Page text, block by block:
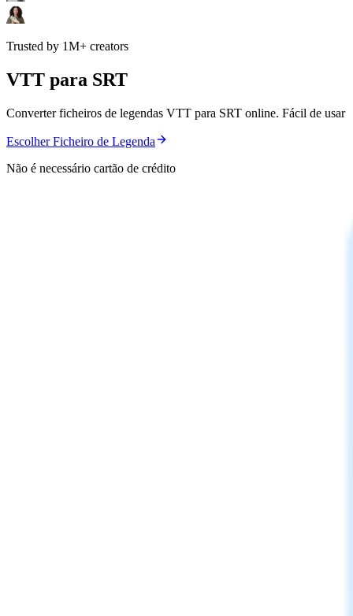
Trusted by 1M+ creators
VTT para SRT
Converter ficheiros de legendas VTT para SRT online. Fácil de usar
Escolher Ficheiro de Legenda
Não é necessário cartão de crédito